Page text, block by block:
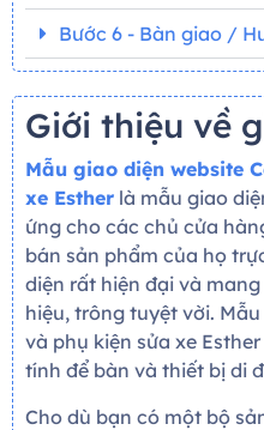
Bước 6 - Bàn giao /
Giới thiệu về
Mẫu giao diện website
xe Esther là mẫu giao
ứng cho các chủ cửa
bán sản phẩm của họ
diện rất hiện đại và
hiệu, trông tuyệt vời.
và phụ kiện sửa xe
tính để bàn và thiết bị di
Cho dù bạn có một bộ